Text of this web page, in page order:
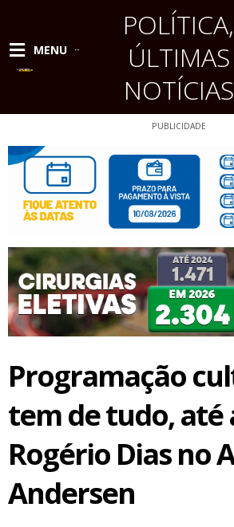
conteúdo
MENU
POLÍTICA,
ÚLTIMAS
NOTÍCIAS
PUBLICIDADE
Programação
tem de tudo, até
Rogério Dias no
Andersen